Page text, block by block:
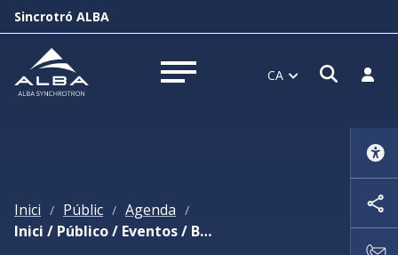
Sincrotró ALBA
Obrir menú CA Obrir
Inici / Públic / Agenda /
Inici / Público / Eventos / Button BPMs for Synchrotron Light Sources Button BPMs for Synchrotron Light Sources